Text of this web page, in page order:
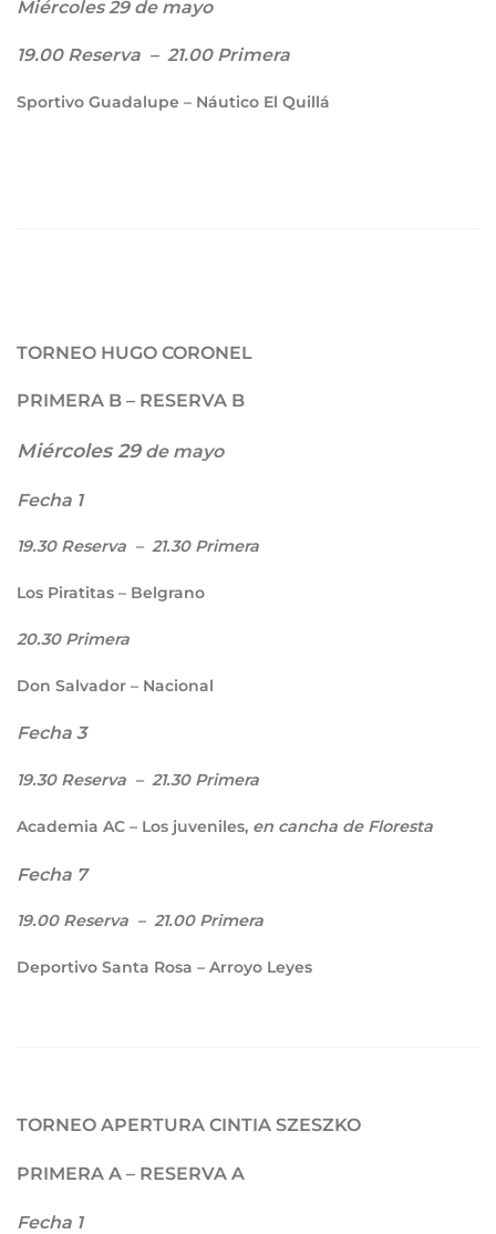
Miércoles 29 de mayo
19.00 Reserva – 21.00 Primera
Sportivo Guadalupe – Náutico El Quillá
TORNEO HUGO CORONEL
PRIMERA B – RESERVA B
Miércoles 29de mayo
Fecha 1
19.30 Reserva – 21.30 Primera
Los Piratitas – Belgrano
20.30Primera
Don Salvador – Nacional
Fecha 3
19.30 Reserva – 21.30 Primera
Academia AC – Los juveniles, en cancha de Floresta
Fecha 7
19.00 Reserva – 21.00 Primera
Deportivo Santa Rosa – Arroyo Leyes
TORNEO APERTURA CINTIA SZESZKO
PRIMERA A – RESERVA A
Fecha 1